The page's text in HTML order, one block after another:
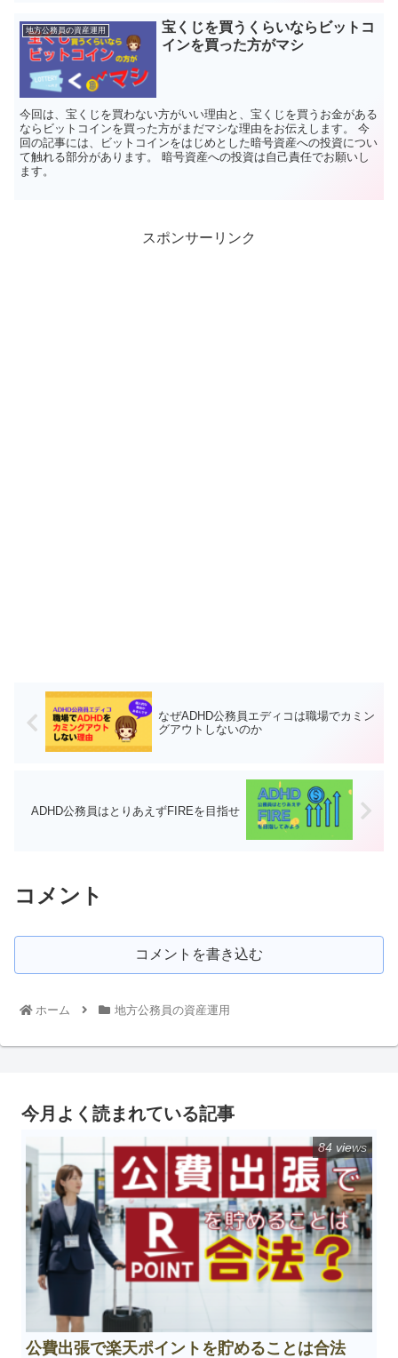
地方公務員の資産運用
宝くじを買うくらいならビットコ
インを買った方がマシ
今回は、宝くじを買わない方がいい理由と、宝くじを買うお金がある
ならビットコインを買った方がまだマシな理由をお伝えします。 今
回の記事には、ビットコインをはじめとした暗号資産への投資につい
て触れる部分があります。 暗号資産への投資は自己責任でお願いし
ます。
スポンサーリンク
なぜADHD公務員エディコは職場でカミン
グアウトしないのか
ADHD公務員はとりあえずFIREを目指せ
コメント
コメントを書き込む
ホーム 地方公務員の資産運用
今月よく読まれている記事
公費出張で楽天ポイントを貯めることは合法
84 views